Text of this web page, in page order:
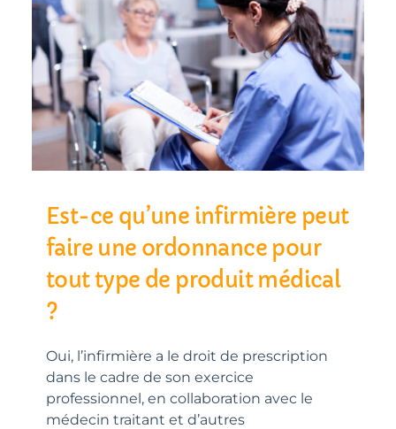
Est-ce qu’une infirmière peut
faire une ordonnance pour
tout type de produit médical
?
Oui, l’infirmière a le droit de prescription
dans le cadre de son exercice
professionnel, en collaboration avec le
médecin traitant et d’autres